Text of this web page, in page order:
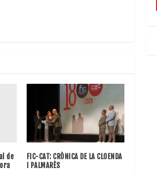
de
FIC-CAT: CRÒNICA DE LA CLOENDA
I PALMARÈS